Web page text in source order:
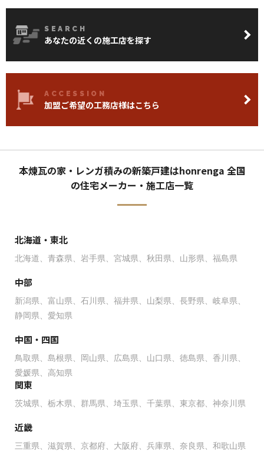
SEARCH
あなたの近くの施工店を探す
ACCESSION
加盟ご希望の工務店様はこちら
本煉瓦の家・レンガ積みの新築戸建はhonrenga 全国
の住宅メーカー・施工店一覧
北海道・東北
北海道 青森県 岩手県 宮城県 秋田県 山形県 福島県
中部
新潟県 富山県 石川県 福井県 山梨県 長野県
岐阜県
静岡県
愛知県
中国・四国
鳥取県 島根県 岡山県 広島県 山口県 徳島県
香川県
愛媛県
高知県
関東
茨城県 栃木県 群馬県 埼玉県 千葉県 東京都 神奈川県
近畿
三重県 滋賀県 京都府 大阪府 兵庫県 奈良県 和歌山県